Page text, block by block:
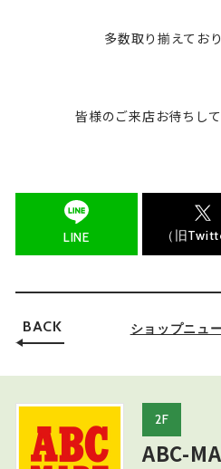
多数取り揃えてお
皆様のご来店お待ちし
LINE （旧
BACK ショップニュ
2F
ABC-